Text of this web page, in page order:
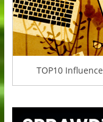
TOP10